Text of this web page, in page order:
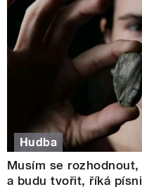
Hudba
Musím se
a budu tvořit, říká